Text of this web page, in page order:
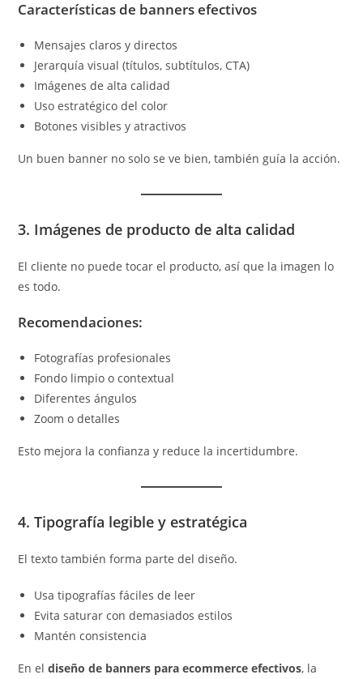
Características de banners efectivos
Mensajes claros y directos
Jerarquía visual (títulos, subtítulos, CTA)
Imágenes de alta calidad
Uso estratégico del color
Botones visibles y atractivos
Un buen banner no solo se ve bien, también guía la acción.
3. Imágenes de producto de alta calidad
El cliente no puede tocar el producto, así que la imagen lo
es todo.
Recomendaciones:
Fotografías profesionales
Fondo limpio o contextual
Diferentes ángulos
Zoom o detalles
Esto mejora la confianza y reduce la incertidumbre.
4. Tipografía legible y estratégica
El texto también forma parte del diseño.
Usa tipografías fáciles de leer
Evita saturar con demasiados estilos
Mantén consistencia
En eldiseño de banners para ecommerce efectivos, la